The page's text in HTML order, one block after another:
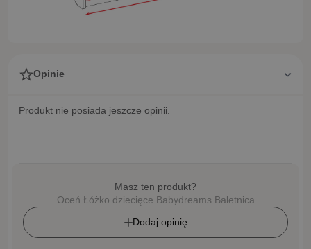
Opinie
Produkt nie posiada jeszcze opinii.
Masz ten produkt?
Oceń Łóżko dziecięce Babydreams Baletnica
Dodaj opinię